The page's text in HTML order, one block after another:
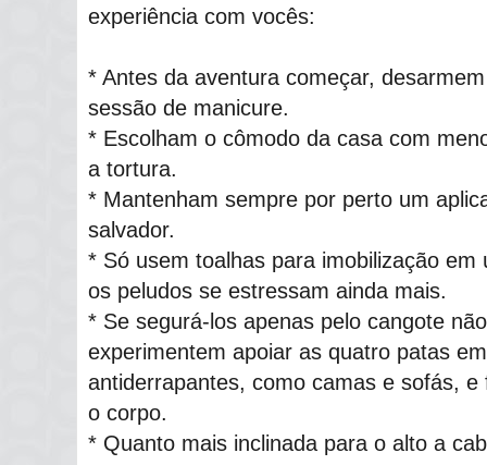
experiência com vocês:
* Antes da aventura começar,
sessão de manicure.
* Escolham o cômodo da casa com
a tortura.
* Mantenham sempre por perto um
salvador.
* Só usem toalhas para imobilização
os peludos se estressam ainda mais.
* Se segurá-los apenas pelo cangote
experimentem apoiar as quatro patas
antiderrapantes, como camas e sofás,
o corpo.
* Quanto mais inclinada para o alto a